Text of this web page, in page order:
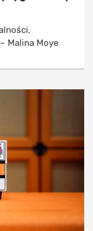
Malina Moye